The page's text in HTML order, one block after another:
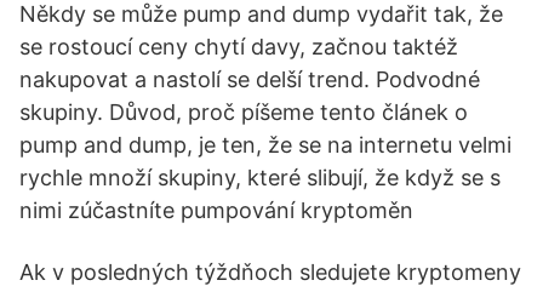
Někdy se může pump and dump vydařit tak, že
se rostoucí ceny chytí davy, začnou taktéž
nakupovat a nastolí se delší trend. Podvodné
skupiny. Důvod, proč píšeme tento článek o
pump and dump, je ten, že se na internetu velmi
rychle množí skupiny, které slibují, že když se s
nimi zúčastníte pumpování kryptoměn
Ak v posledných týždňoch sledujete kryptomeny